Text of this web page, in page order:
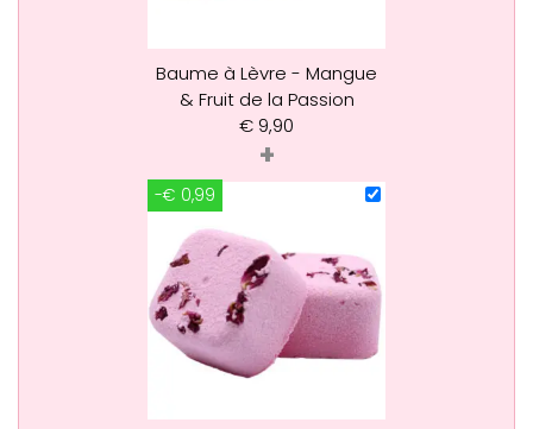
Baume à Lèvre - Mangue
& Fruit de la Passion
€ 9,90
+
-€ 0,99